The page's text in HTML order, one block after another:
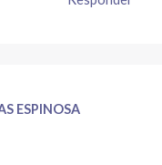
ESPINOSA